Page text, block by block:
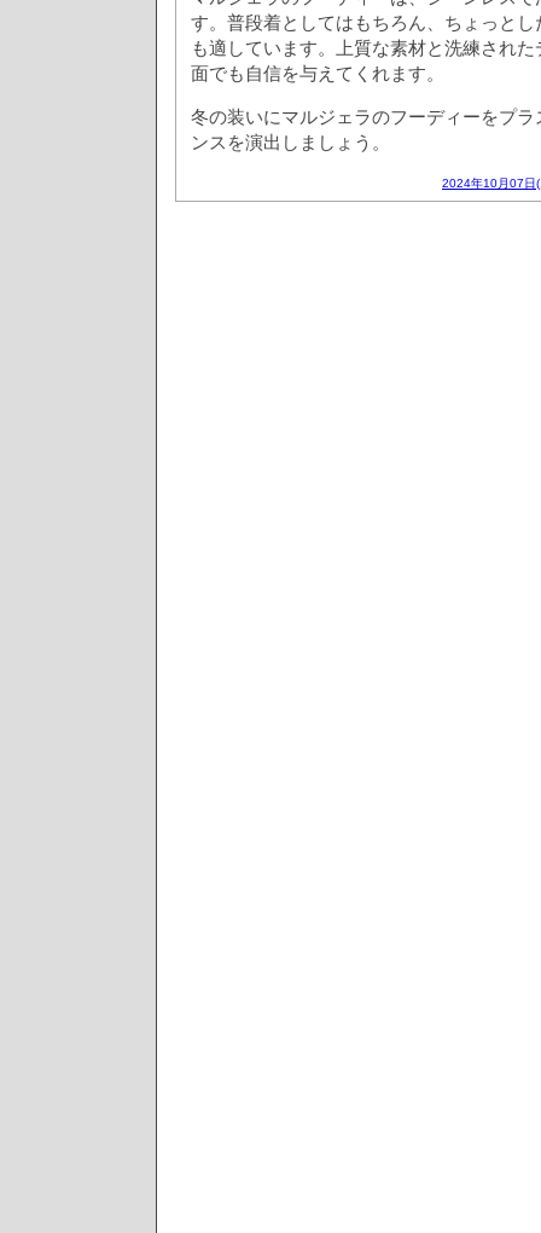
す。普段着としてはもちろん、ちょっと
も適しています。上質な素材と洗練され
面でも自信を与えてくれます。
冬の装いにマルジェラのフーディーをプ
ンスを演出しましょう。
2024年10月07日